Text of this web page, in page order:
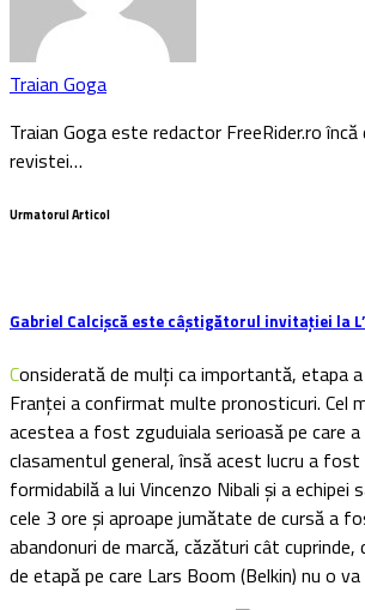
Traian Goga
Traian Goga este redactor FreeRider.ro încă
revistei…
Urmatorul Articol
Gabriel Calcișcă este câștigătorul invitației la
Considerată de mulți ca importantă, etapa a 5-a a Turului
Franței a confirmat multe pronosticuri. Cel
acestea a fost zguduiala serioasă pe care
clasamentul general, însă acest lucru a
formidabilă a lui Vincenzo Nibali și a echipei
cele 3 ore și aproape jumătate de cursă a
abandonuri de marcă, căzături cât cuprinde,
de etapă pe care Lars Boom (Belkin) nu o